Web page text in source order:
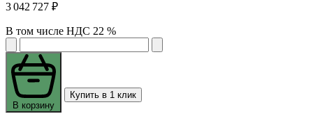
3 042 727 ₽
В том числе НДС 22 %
В корзину
Купить в 1 клик